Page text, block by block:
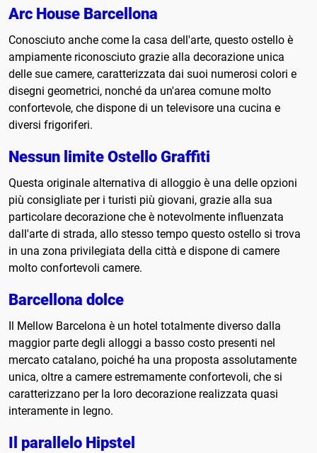
Arc House Barcellona
Conosciuto anche come la casa dell'arte, questo ostello è
ampiamente riconosciuto grazie alla decorazione unica
delle sue camere, caratterizzata dai suoi numerosi colori e
disegni geometrici, nonché da un'area comune molto
confortevole, che dispone di un televisore una cucina e
diversi frigoriferi.
Nessun limite Ostello Graffiti
Questa originale alternativa di alloggio è una delle opzioni
più consigliate per i turisti più giovani, grazie alla sua
particolare decorazione che è notevolmente influenzata
dall'arte di strada, allo stesso tempo questo ostello si trova
in una zona privilegiata della città e dispone di camere
molto confortevoli camere.
Barcellona dolce
Il Mellow Barcelona è un hotel totalmente diverso dalla
maggior parte degli alloggi a basso costo presenti nel
mercato catalano, poiché ha una proposta assolutamente
unica, oltre a camere estremamente confortevoli, che si
caratterizzano per la loro decorazione realizzata quasi
interamente in legno.
Il parallelo Hipstel